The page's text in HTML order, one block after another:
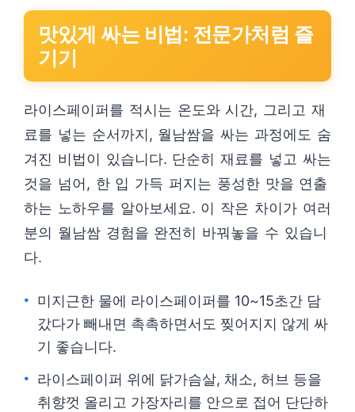
맛있게 싸는 비법: 전문가처럼 즐
기기
라이스페이퍼를 적시는 온도와 시간, 그리고 재
료를 넣는 순서까지, 월남쌈을 싸는 과정에도 숨
겨진 비법이 있습니다. 단순히 재료를 넣고 싸는
것을 넘어, 한 입 가득 퍼지는 풍성한 맛을 연출
하는 노하우를 알아보세요. 이 작은 차이가 여러
분의 월남쌈 경험을 완전히 바꿔놓을 수 있습니
다.
미지근한 물에 라이스페이퍼를 10~15초간 담
갔다가 빼내면 촉촉하면서도 찢어지지 않게 싸
기 좋습니다.
라이스페이퍼 위에 닭가슴살, 채소, 허브 등을
취향껏 올리고 가장자리를 안으로 접어 단단하